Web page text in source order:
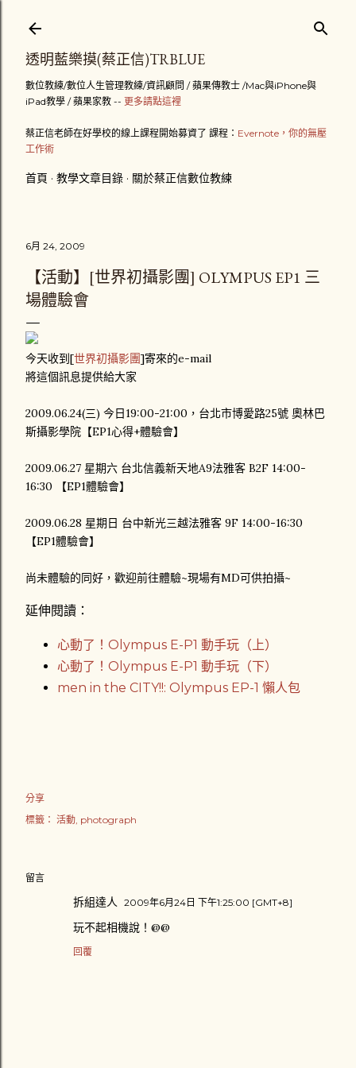
透明藍樂摸(蔡正信)TRBLUE
數位教練/數位人生管理教練/資訊顧問 / 蘋果傳教士 /Mac與iPhone與
iPad教學 / 蘋果家教 -- 更多請點這裡
蔡正信老師在好學校的線上課程開始募資了 課程： Evernote，你的無壓
工作術
首頁 教學文章目錄 關於蔡正信數位教練
6月 24, 2009
【活動】[世界初攝影團] OLYMPUS EP1 三
場體驗會
今天收到[世界初攝影團]寄來的e-mail
將這個訊息提供給大家
2009.06.24(三) 今日19:00-21:00，台北市博愛路25號 奧林巴
斯攝影學院【EP1心得+體驗會】
2009.06.27 星期六 台北信義新天地A9法雅客 B2F 14:00-
16:30 【EP1體驗會】
2009.06.28 星期日 台中新光三越法雅客 9F 14:00-16:30
【EP1體驗會】
尚未體驗的同好，歡迎前往體驗~現場有MD可供拍攝~
延伸閱讀：
心動了！Olympus E-P1 動手玩（上）
心動了！Olympus E-P1 動手玩（下）
men in the CITY!!: Olympus EP-1 懶人包
分享
標籤： 活動 photograph
留言
拆組達人 2009年6月24日 下午1:25:00 [GMT+8]
玩不起相機說！@@
回覆